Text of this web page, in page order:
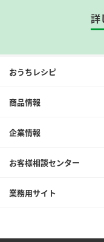
詳
おうちレシピ
商品情報
企業情報
お客様相談センター
業務用サイト